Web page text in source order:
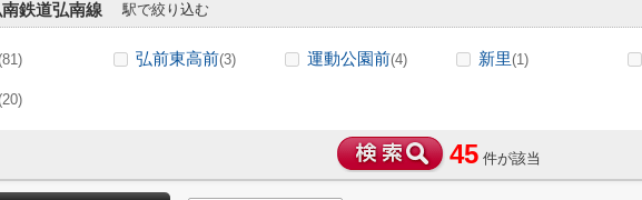
鉄道弘南線 駅で絞り込む
弘前東高前(3) 運動公園前(4) 新里(1)
45 件が該当